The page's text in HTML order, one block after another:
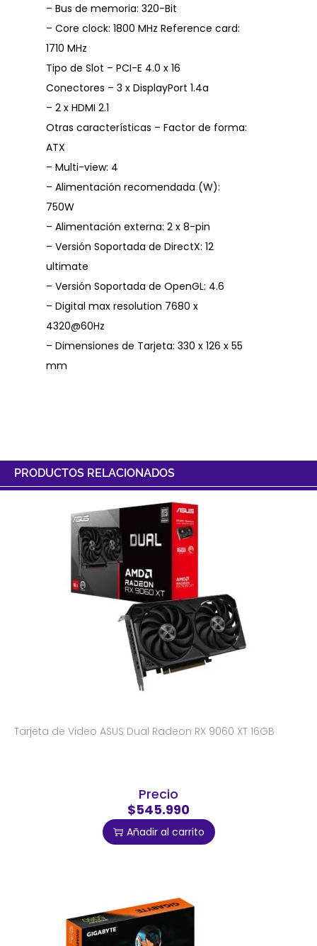
– Bus de memoria: 320-Bit
– Core clock: 1800 MHz Reference card:
1710 MHz
Tipo de Slot – PCI-E 4.0 x 16
Conectores – 3 x DisplayPort 1.4a
– 2 x HDMI 2.1
Otras características – Factor de forma:
ATX
– Multi-view: 4
– Alimentación recomendada (W):
750W
– Alimentación externa: 2 x 8-pin
– Versión Soportada de DirectX: 12
ultimate
– Versión Soportada de OpenGL: 4.6
– Digital max resolution 7680 x
4320@60Hz
– Dimensiones de Tarjeta: 330 x 126 x 55
mm
PRODUCTOS RELACIONADOS
Tarjeta de Video ASUS Dual Radeon RX 9060 XT 16GB
Precio
$545.990
Añadir al carrito